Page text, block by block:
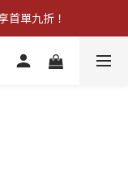
單九折！
單九折！
一送一